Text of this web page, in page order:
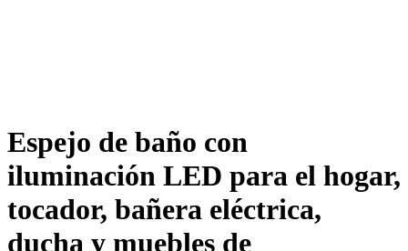
Espejo de baño con
iluminación LED para el hogar,
tocador, bañera eléctrica,
ducha y muebles de